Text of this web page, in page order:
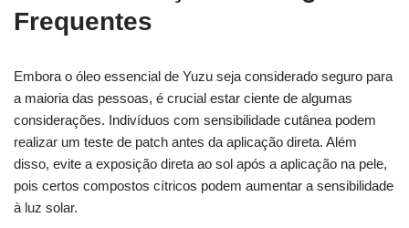
Frequentes
Embora o óleo essencial de Yuzu seja considerado seguro para
a maioria das pessoas, é crucial estar ciente de algumas
considerações. Indivíduos com sensibilidade cutânea podem
realizar um teste de patch antes da aplicação direta. Além
disso, evite a exposição direta ao sol após a aplicação na pele,
pois certos compostos cítricos podem aumentar a sensibilidade
à luz solar.